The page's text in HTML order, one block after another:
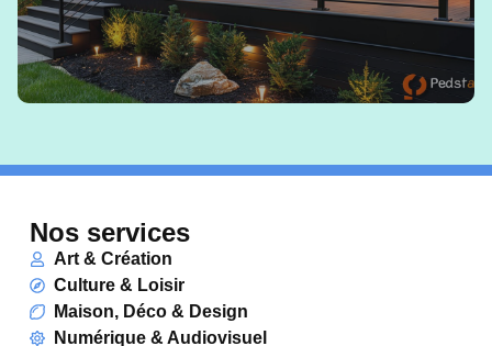
Nos services
Art & Création
Culture & Loisir
Maison, Déco & Design
Numérique & Audiovisuel